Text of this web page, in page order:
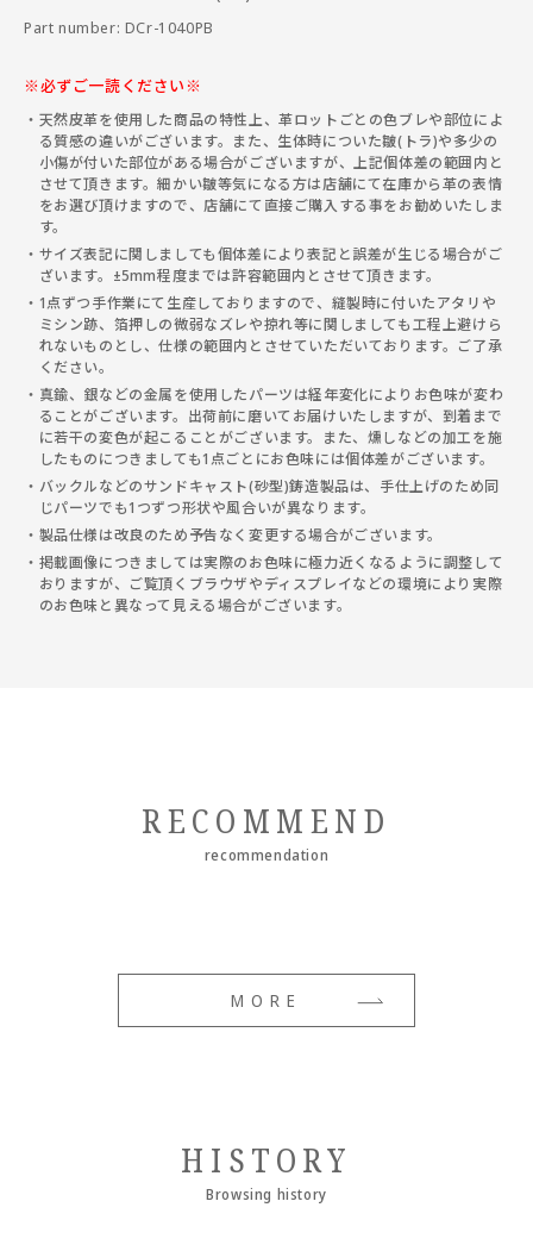
Part number: DCr-1040PB
※必ずご一読ください※
天然皮革を使用した商品の特性上、革ロットごとの色ブレや部位によ
る質感の違いがございます。また、生体時についた皺(トラ)や多少の
小傷が付いた部位がある場合がございますが、上記個体差の範囲内と
させて頂きます。細かい皺等気になる方は店舗にて在庫から革の表情
をお選び頂けますので、店舗にて直接ご購入する事をお勧めいたしま
す。
サイズ表記に関しましても個体差により表記と誤差が生じる場合がご
ざいます。±5mm程度までは許容範囲内とさせて頂きます。
1点ずつ手作業にて生産しておりますので、縫製時に付いたアタリや
ミシン跡、箔押しの微弱なズレや掠れ等に関しましても工程上避けら
れないものとし、仕様の範囲内とさせていただいております。ご了承
ください。
真鍮、銀などの金属を使用したパーツは経年変化によりお色味が変わ
ることがございます。出荷前に磨いてお届けいたしますが、到着まで
に若干の変色が起こることがございます。また、燻しなどの加工を施
したものにつきましても1点ごとにお色味には個体差がございます。
バックルなどのサンドキャスト(砂型)鋳造製品は、手仕上げのため同
じパーツでも1つずつ形状や風合いが異なります。
製品仕様は改良のため予告なく変更する場合がございます。
掲載画像につきましては実際のお色味に極力近くなるように調整して
おりますが、ご覧頂くブラウザやディスプレイなどの環境により実際
のお色味と異なって見える場合がございます。
RECOMMEND
recommendation
MORE
HISTORY
Browsing history